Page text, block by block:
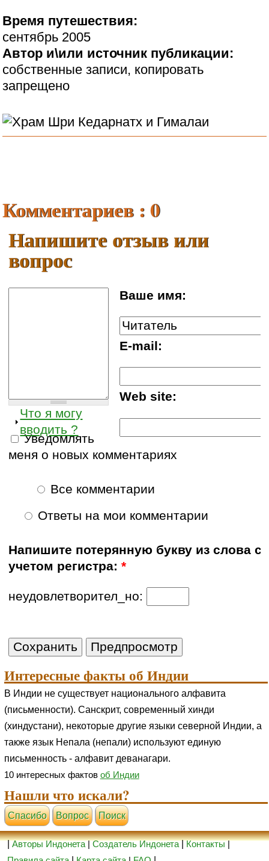
Время путешествия:
сентябрь 2005
Автор и\или источник публикации:
собственные записи, копировать
запрещено
Комментариев : 0
Напишите отзыв или
вопрос
Ваше имя:
E-mail:
Web site:
Что я могу
вводить ?
Уведомлять
меня о новых комментариях
Все комментарии
Ответы на мои комментарии
Напишите потерянную букву из слова с
учетом регистра:*
неудовлетворител_но:
Интересные факты об Индии
В Индии не существует национального алфавита
(письменности). Санскрит, современный хинди
(хиндустани), некоторые другие языки северной Индии, а
также язык Непала (непали) используют единую
письменность - алфавит деванагари.
10 интересных фактов об Индии
Нашли что искали?
Cпасибо Вопрос Поиск
|Авторы Индонета|Создатель Индонета|Контакты|